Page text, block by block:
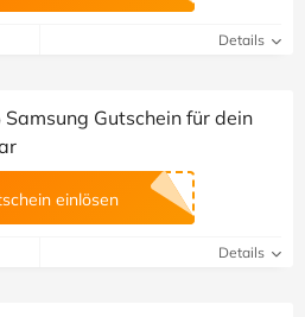
Details
Samsung Gutschein für dein
einlösen
Details